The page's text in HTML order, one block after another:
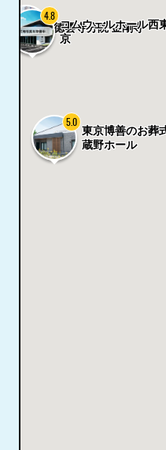
德雲寺分院 金剛寺
コムウェルホール西
京
4.8
東京博善のお
蔵野ホール
5.0